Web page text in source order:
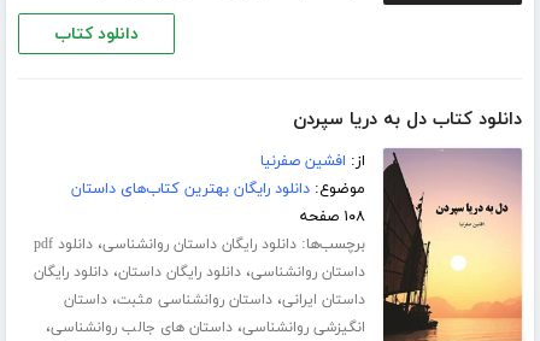
دانلود کتاب
دانلود کتاب دل به دریا سپردن
از: افشین صفرنیا
موضوع:دانلود رایگان بهترین کتاب‌های داستان
۱۰۸ صفحه
برچسب‌ها:دانلود رایگان داستان روانشناسی،
دانلود pdf
داستان روانشناسی،دانلود رایگان داستان،دانلود رایگان
داستان ایرانی،داستان روانشناسی مثبت،داستان
انگیزشی روانشناسی،داستان های جالب روانشناسی،